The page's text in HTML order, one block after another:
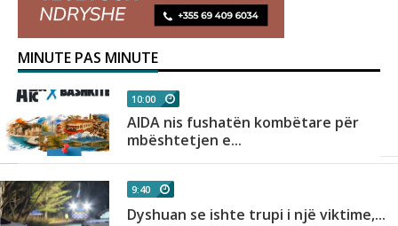
MINUTE PAS MINUTE
10:00
AIDA nis fushatën kombëtare për
mbështetjen e...
9:40
Dyshuan se ishte trupi i një viktime,...